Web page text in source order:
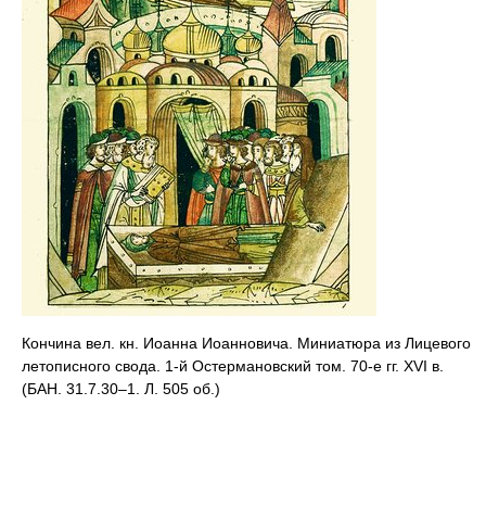
Кончина вел. кн. Иоанна Иоанновича. Миниатюра из Лицевого
летописного свода. 1-й Остермановский том. 70-е гг. XVI в.
(БАН. 31.7.30–1. Л. 505 об.)